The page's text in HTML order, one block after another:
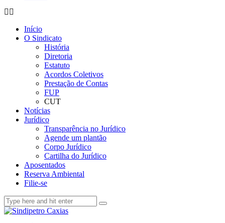
Início
O Sindicato
História
Diretoria
Estatuto
Acordos Coletivos
Prestação de Contas
FUP
CUT
Notícias
Jurídico
Transparência no Jurídico
Agende um plantão
Corpo Jurídico
Cartilha do Jurídico
Aposentados
Reserva Ambiental
Filie-se